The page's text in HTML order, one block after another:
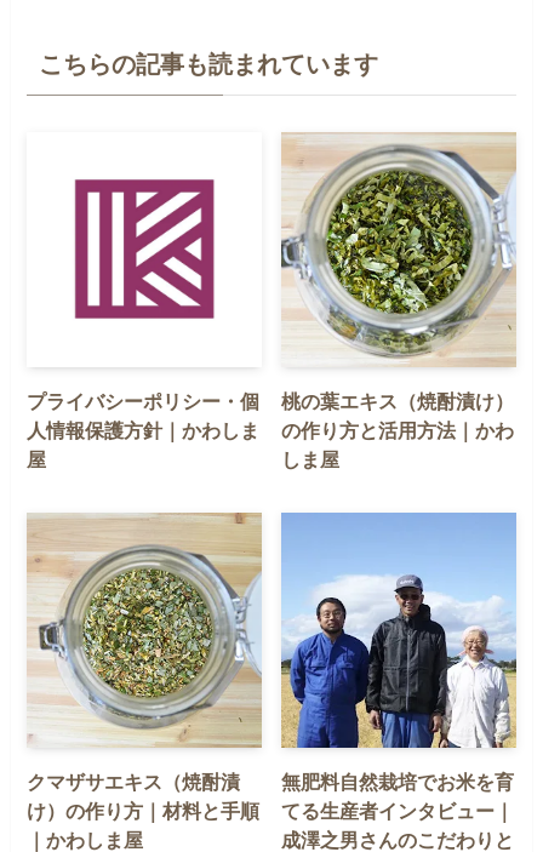
こちらの記事も読まれています
プライバシーポリシー・個
人情報保護方針｜かわしま
屋
桃の葉エキス（焼酎漬け）
の作り方と活用方法｜かわ
しま屋
クマザサエキス（焼酎漬
け）の作り方｜材料と手順
｜かわしま屋
無肥料自然栽培でお米を育
てる生産者インタビュー｜
成澤之男さんのこだわりと